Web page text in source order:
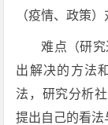
（疫情、政策
难点（研
出解决的方法
法，研究分析
提出自己的看法